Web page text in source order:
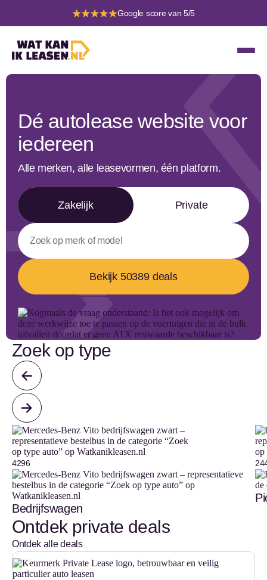
Google score van 5/5
Dé autolease website voor
iedereen
Alle merken, alle leasevormen, één platform.
Zakelijk Private
Bekijk 50389 deals
Zoek op type
4296
Bedrijfswagen
Ontdek private deals
Ontdek alle deals